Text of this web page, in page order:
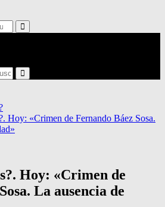
Search
Search
Hoy: «Crimen de Fernando Báez Sosa.
Hoy: «Crimen de
La ausencia de